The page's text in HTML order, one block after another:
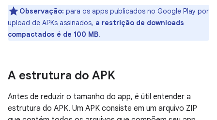
Observação: para os apps publicados no Google Play por
upload de APKs assinados, a restrição de downloads
compactados é de 100 MB.
A estrutura do APK
Antes de reduzir o tamanho do app, é útil entender a
estrutura do APK. Um APK consiste em um arquivo ZIP